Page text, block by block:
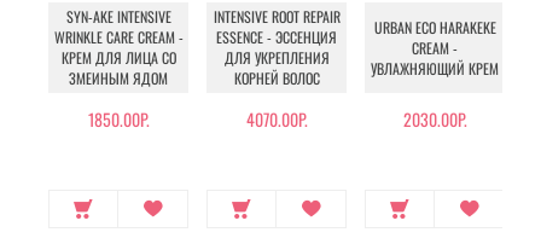
SYN-AKE INTENSIVE
WRINKLE CARE CREAM -
КРЕМ ДЛЯ ЛИЦА СО
ЗМЕИНЫМ ЯДОМ
1850.00Р.
INTENSIVE ROOT REPAIR
ESSENCE - ЭССЕНЦИЯ
ДЛЯ УКРЕПЛЕНИЯ
КОРНЕЙ ВОЛОС
4070.00Р.
URBAN ECO HARAKEKE
CREAM -
УВЛАЖНЯЮЩИЙ КРЕМ
2030.00Р.